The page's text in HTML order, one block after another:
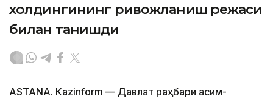
холдингининг ривожланиш режаси
билан танишди
ASTANА. Каzinform — Давлат раҳбари Қасим-